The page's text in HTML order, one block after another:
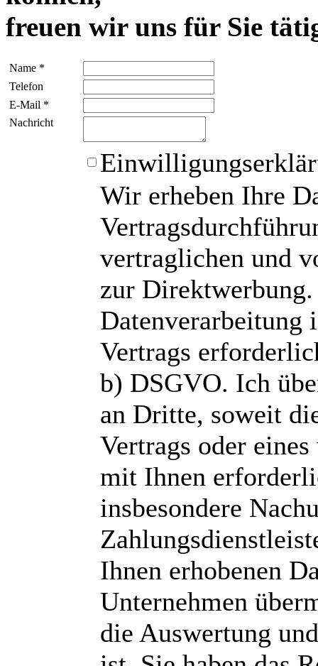
freuen wir uns für Sie
Name *
Telefon
E-Mail *
Nachricht
Wir erheben Ihre
vertraglichen und
zur
Datenverarbeitung
Vertrags
b) DSGVO. Ich
an Dritte, soweit
Vertrags oder
mit Ihnen
insbesondere
Ihnen erhobenen
Unternehmen
die Auswertung